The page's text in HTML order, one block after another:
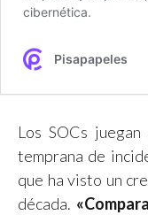
Los SOCs
temprana de
que ha visto un
década.